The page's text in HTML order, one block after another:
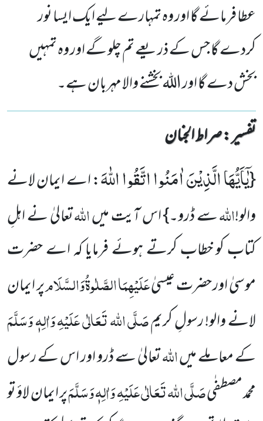
عطا فرمائے گا اور وہ تمہارے لیے ایک ایسا نور
کردے گا جس کے ذریعے تم چلو گے اور وہ تمہیں
بخش دے گا اور اللہ بخشنے والا مہربان ہے۔
تفسیر : ‎صراط الجنان
{یٰۤاَیُّهَا الَّذِیْنَ اٰمَنُوا اتَّقُوا اللّٰهَ: اے ایمان لانے
والو!اللہسے ڈرو۔} اس آیت میںاللہتعالیٰ نے اہلِ
کتاب کو خطاب کرتے ہوئے فرمایا کہ اے حضرت
موسیٰ اور حضرت عیسیٰعَلَیْہِمَاالصَّلٰوۃُوَالسَّلَامپر ایمان
لانے والو! رسولِ کریمصَلَّی اللہ تَعَالٰی عَلَیْہِ وَاٰلِہٖ وَسَلَّمَ
کے معاملے میںاللہتعالیٰ سے ڈرو اور اس کے رسول
محمد مصطفٰیصَلَّی اللہ تَعَالٰی عَلَیْہِ وَاٰلِہٖ وَسَلَّمَپر ایمان لاؤ تو